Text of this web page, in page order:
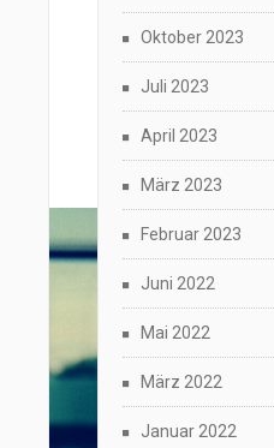
Oktober 2023
Juli 2023
April 2023
März 2023
Februar 2023
Juni 2022
Mai 2022
März 2022
Januar 2022